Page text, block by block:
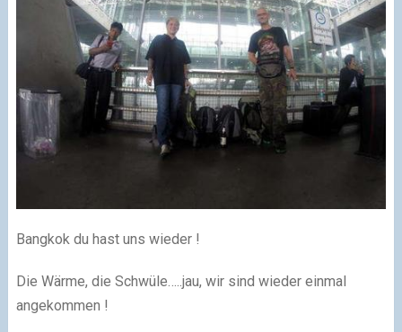
Bangkok du hast uns wieder !
Die Wärme, die Schwüle…..jau, wir sind wieder einmal
angekommen !